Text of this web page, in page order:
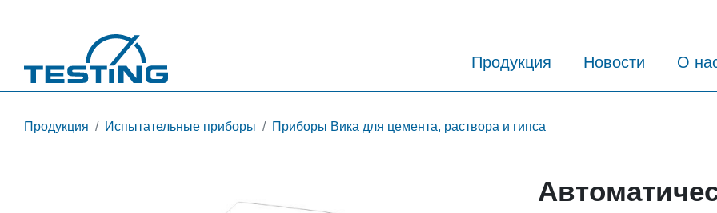
Продукция Новости О
Продукция Испытательные приборы Приборы Вика для цемента, раствора и гипса